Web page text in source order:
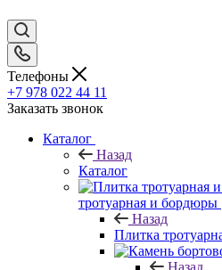
Телефоны
+7 978 022 44 11
Заказать звонок
Каталог
Назад
Каталог
тротуарная и бордюры
Назад
Плитка
Назад